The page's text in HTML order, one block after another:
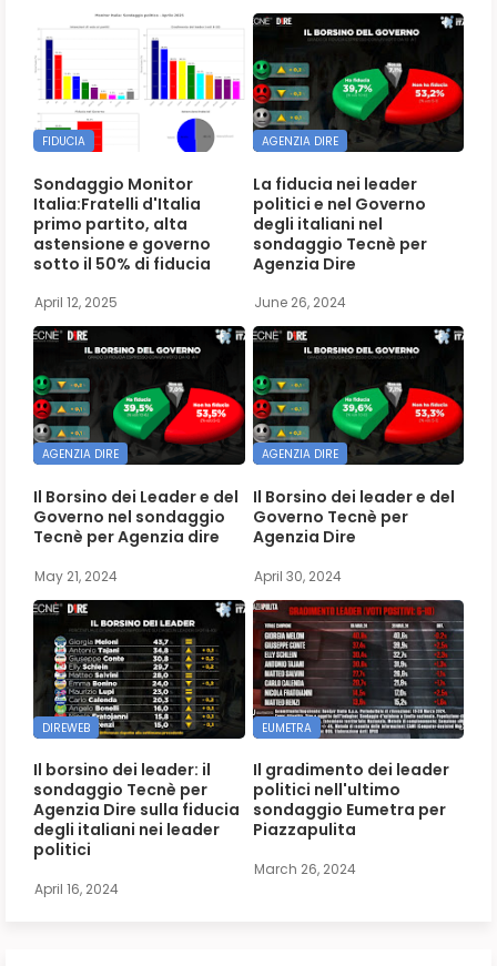
FIDUCIA
Sondaggio Monitor
Italia:Fratelli d'Italia
primo partito, alta
astensione e governo
sotto il 50% di fiducia
April 12, 2025
AGENZIA DIRE
La fiducia nei leader
politici e nel Governo
degli italiani nel
sondaggio Tecnè per
Agenzia Dire
June 26, 2024
AGENZIA DIRE
Il Borsino dei Leader e del
Governo nel sondaggio
Tecnè per Agenzia dire
May 21, 2024
AGENZIA DIRE
Il Borsino dei leader e del
Governo Tecnè per
Agenzia Dire
April 30, 2024
DIREWEB
Il borsino dei leader: il
sondaggio Tecnè per
Agenzia Dire sulla fiducia
degli italiani nei leader
politici
April 16, 2024
EUMETRA
Il gradimento dei leader
politici nell'ultimo
sondaggio Eumetra per
Piazzapulita
March 26, 2024